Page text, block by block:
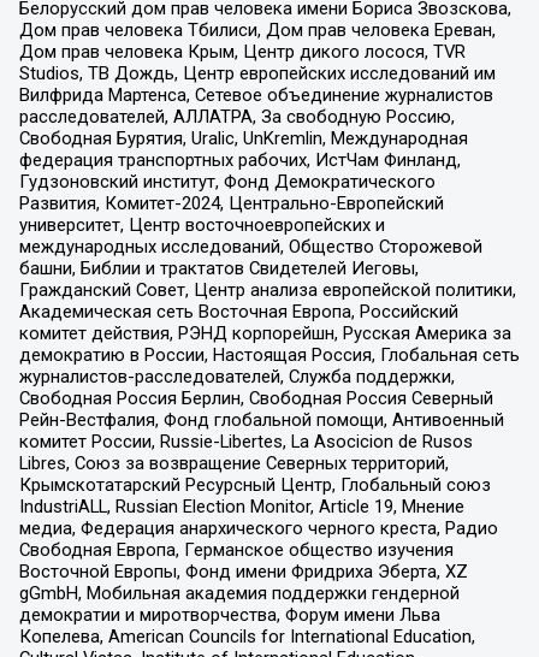
Белорусский дом прав человека имени Бориса Звозскова,
Дом прав человека Тбилиси, Дом прав человека Ереван,
Дом прав человека Крым, Центр дикого лосося, TVR
Studios, ТВ Дождь, Центр европейских исследований им
Вилфрида Мартенса, Сетевое объединение журналистов
расследователей, АЛЛАТРА, За свободную Россию,
Свободная Бурятия, Uralic, UnKremlin, Международная
федерация транспортных рабочих, ИстЧам Финланд,
Гудзоновский институт, Фонд Демократического
Развития, Комитет-2024, Центрально-Европейский
университет, Центр восточноевропейских и
международных исследований, Общество Сторожевой
башни, Библии и трактатов Свидетелей Иеговы,
Гражданский Совет, Центр анализа европейской политики,
Академическая сеть Восточная Европа, Российский
комитет действия, РЭНД корпорейшн, Русская Америка за
демократию в России, Настоящая Россия, Глобальная сеть
журналистов-расследователей, Служба поддержки,
Свободная Россия Берлин, Свободная Россия Северный
Рейн-Вестфалия, Фонд глобальной помощи, Антивоенный
комитет России, Russie-Libertes, La Asocicion de Rusos
Libres, Союз за возвращение Северных территорий,
Крымскотатарский Ресурсный Центр, Глобальный союз
IndustriALL, Russian Election Monitor, Article 19, Мнение
медиа, Федерация анархического черного креста, Радио
Свободная Европа, Германское общество изучения
Восточной Европы, Фонд имени Фридриха Эберта, XZ
gGmbH, Мобильная академия поддержки гендерной
демократии и миротворчества, Форум имени Льва
Копелева, American Councils for International Education,